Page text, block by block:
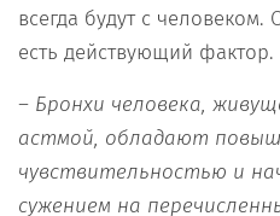
всегда будут с человеком.
есть действующий фактор.
– Бронхи человека,
астмой, обладают
чувствительностью и
сужением на